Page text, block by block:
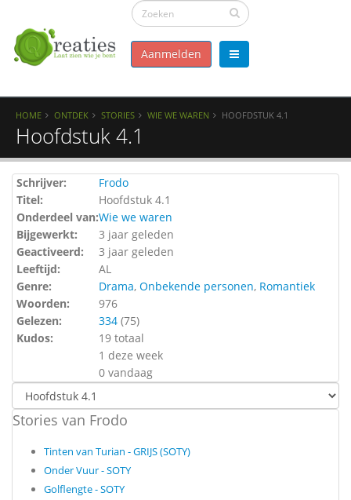
Aanmelden
HOME ONTDEK STORIES WIE WE WAREN HOOFDSTUK 4.1
Hoofdstuk 4.1
Schrijver:
Frodo
Titel:
Hoofdstuk 4.1
Onderdeel van:Wie we waren
Bijgewerkt:
3 jaar geleden
Geactiveerd:
3 jaar geleden
Leeftijd:
AL
Genre:
Drama, Onbekende personen, Romantiek
Woorden:
976
Gelezen:
334 (75)
Kudos:
19 totaal
1 deze week
0 vandaag
Stories van Frodo
Tinten van Turian - GRIJS (SOTY)
Onder Vuur - SOTY
Golflengte - SOTY